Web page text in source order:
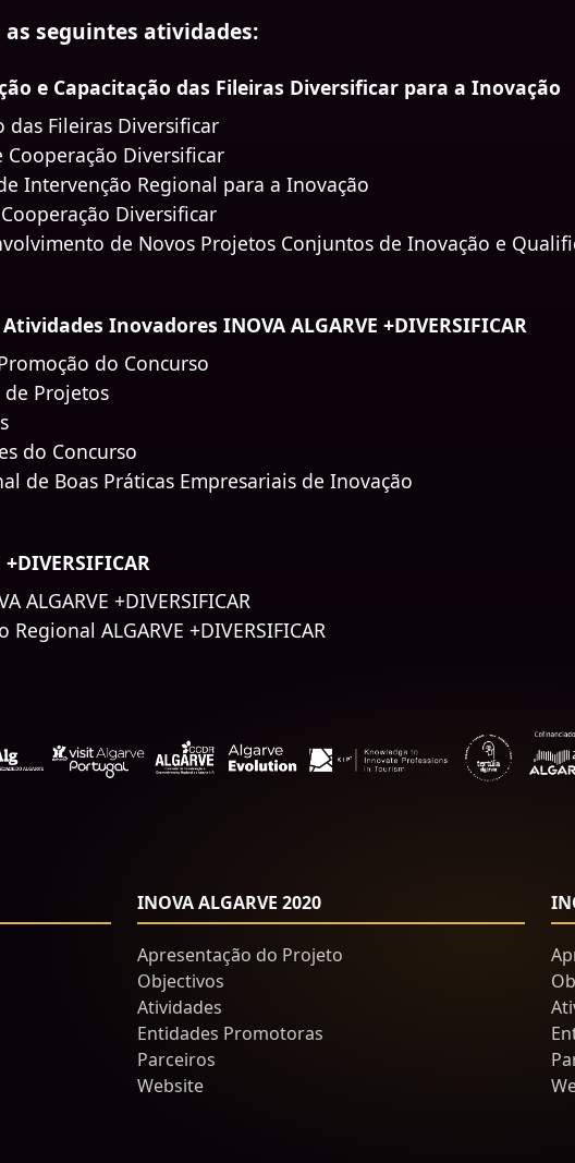
seguintes atividades:
e Capacitação das Fileiras Diversificar para a Inovação
Fileiras Diversificar
Cooperação Diversificar
Intervenção Regional para a Inovação
Diversificar
de Novos Projetos Conjuntos de Inovação e
Inovadores INOVA ALGARVE +DIVERSIFICAR
do Concurso
Projetos
do Concurso
de Boas Práticas Empresariais de Inovação
ALGARVE +DIVERSIFICAR
ALGARVE +DIVERSIFICAR
INOVA ALGARVE 2020
Apresentação do Projeto
Objectivos
Atividades
Entidades Promotoras
Parceiros
Website